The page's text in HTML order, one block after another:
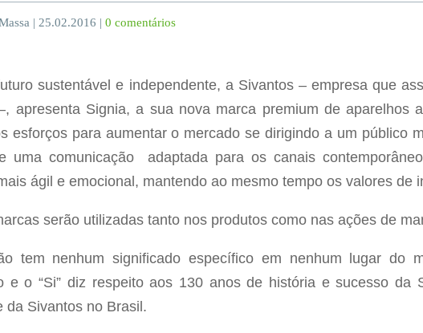
| 25.02.2016 | 0 comentários
sustentável e independente, a Sivantos – empresa que
apresenta Signia, a sua nova marca premium de aparelhos
esforços para aumentar o mercado se dirigindo a um público
uma comunicação adaptada para os canais
ágil e emocional, mantendo ao mesmo tempo os valores de
serão utilizadas tanto nos produtos como nas ações de
tem nenhum significado específico em nenhum lugar do
e o “Si” diz respeito aos 130 anos de história e sucesso da
da Sivantos no Brasil.